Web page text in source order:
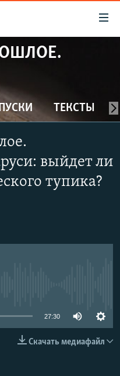
ТЕКСТЫ
выйдет ли
тупика?
27:30
Скачать медиафайл